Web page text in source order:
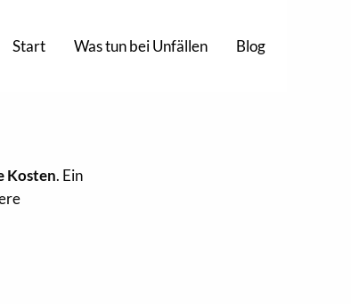
Start Was tun bei Unfällen Blog
Kosten. Ein